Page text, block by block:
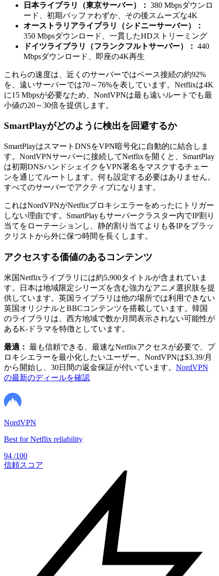
日本ライブラリ（東京サーバー）： 380 Mbpsダウンロ
ード、初期バッファわずか、その後スムーズな4K
オーストラリアライブラリ（シドニーサーバー）：
350 Mbpsダウンロード、一貫したHDストリーミング
ドイツライブラリ（フランクフルトサーバー）： 440
Mbpsダウンロード、即座の4K再生
これらの速度は、近くのサーバーではベース接続の約92%
を、遠いサーバーでは70～76%を表しています。Netflixは4K
に15 Mbpsが必要なため、NordVPNは最も遠いルートでも最
小値の20～30倍を提供します。
SmartPlayがどのように検出を回避するか
SmartPlayはスマートDNSをVPN暗号化に自動的に結合しま
す。NordVPNサーバーに接続してNetflixを開くと、SmartPlay
は初期DNSハンドシェイクをVPN署名をマスクするチェー
ンを通じてルートします。何も設定する必要はありません。
すべてのサーバーでアクティブになります。
これはNordVPNがNetflixプロキシエラーをめったにトリガー
しない理由です。SmartPlayもサーバークラスター内でIP割り
当てをローテーションし、静的割り当てよりも各IPをブラッ
クリストから外に保つ時間を長くします。
アクセスする価値のあるコンテンツ
米国Netflixライブラリには約5,900タイトルが含まれていま
す。日本は地域限定シリーズを含む強力なアニメ選択肢を提
供しています。英国ライブラリは他の場所では利用できない
英国オリジナルとBBCコンテンツを搭載しています。韓国
のライブラリは、西方地域で数か月間表示されない可能性が
あるK-ドラマを特徴としています。
最適： 最も信頼できる、最速なNetflixアクセスが必要で、プ
ロキシエラーを最小化したいユーザー。NordVPNは$3.39/月
から開始し、30日間の返金保証が付いています。 NordVPN
の最新のディールを確認
NordVPN
Best for Netflix reliability
94 /100
信頼スコア